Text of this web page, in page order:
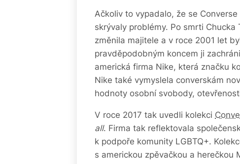
Ačkoliv to vypadalo, že se
skrývaly problémy. Po smrti
změnila majitele a v roce 2001 let
pravděpodobným koncem ji
americká firma Nike, která značku
Nike také vymyslela converskám
hodnoty osobní svobody,
V roce 2017 tak uvedli kolekci
all. Firma tak reflektovala
k podpoře komunity LGBTQ+.
s americkou zpěvačkou a herečkou